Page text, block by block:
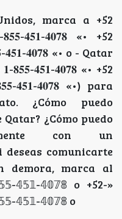
marca a +52
𝟒𝟓𝟏-𝟒𝟎𝟕𝟖 «• +52
𝟒𝟎𝟕𝟖 «• o - Qatar
𝟖𝟓𝟓-𝟒𝟓𝟏-𝟒𝟎𝟕𝟖 «• +52
𝟒𝟓𝟏-𝟒𝟎𝟕𝟖 «•) para
¿Cómo puedo
¿Cómo puedo
con un
deseas comunicarte
demora, marca al
𝟜𝟝𝟙-𝟜𝟘𝟟𝟠 o +52-»
𝟜𝟝𝟙-𝟜𝟘𝟟𝟠 o